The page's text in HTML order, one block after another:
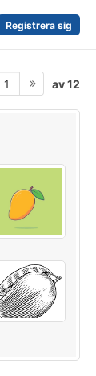
Registrera sig
1 av 12